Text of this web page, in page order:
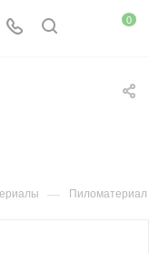
0
— Пиломатериал